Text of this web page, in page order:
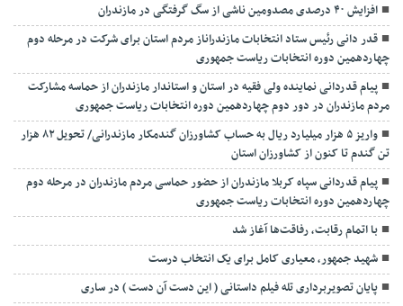
افزایش ۴۰ درصدی مصدومین ناشی از سگ گرفتگی در مازندران
قدر دانی رئیس ستاد انتخابات مازندراناز مردم استان برای شرکت در مرحله دوم
چهاردهمین دوره انتخابات ریاست جمهوری
پیام قدردانی نماینده ولی فقیه در استان و استاندار مازندران از حماسه مشارکت
مردم مازندران در دور دوم چهاردهمین دوره انتخابات ریاست جمهوری
واریز ۵ هزار میلیارد ریال به حساب کشاورزان گندمکار مازندرانی/ تحویل ۸۲ هزار
تن گندم تا کنون از کشاورزان استان
پیام قدردانی سپاه کربلا مازندران از حضور حماسی مردم مازندران در مرحله دوم
چهاردهمین دوره انتخابات ریاست جمهوری
با اتمام رقابت، رفاقت‌ها آغاز شد
شهید جمهور، معیاری کامل برای یک انتخاب درست
پایان تصویربرداری تله فیلم داستانی ( این دست آن دست ) در ساری